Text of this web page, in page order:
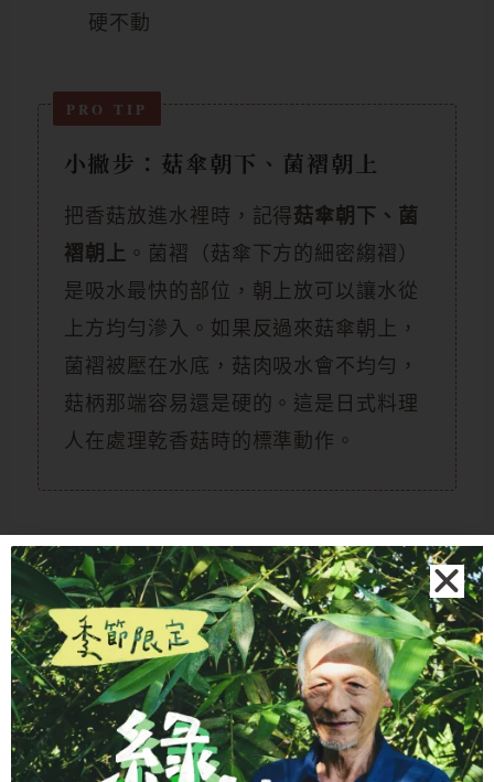
硬不動
小撇步：菇傘朝下、菌褶朝上
把香菇放進水裡時，記得菇傘朝下、菌
褶朝上 。菌褶（菇傘下方的細密縐褶）
是吸水最快的部位，朝上放可以讓水從
上方均勻滲入。如果反過來菇傘朝上，
菌褶被壓在水底，菇肉吸水會不均勻，
菇柄那端容易還是硬的。這是日式料理
人在處理乾香菇時的標準動作。
泡香菇的水可以用嗎？
絕對可以用，泡菇水是整個泡發過程中最
精華的部分 ，倒掉非常可惜。乾香菇泡完
之後的水裡，含有大量的鳥苷酸與麩胺